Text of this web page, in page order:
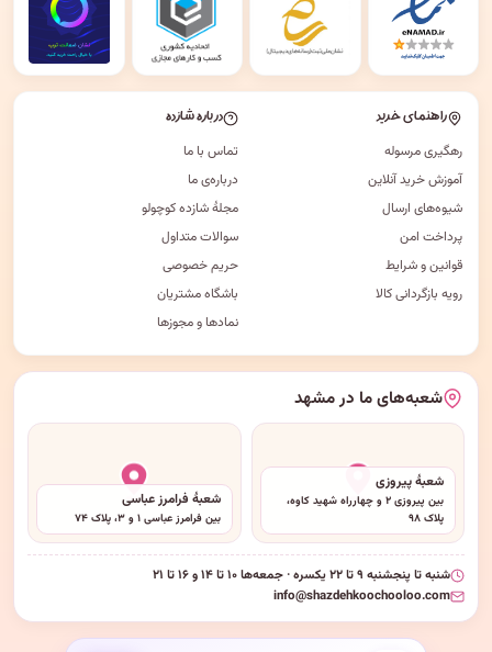
راهنمای خرید
رهگیری مرسوله
آموزش خرید آنلاین
شیوه‌های ارسال
پرداخت امن
قوانین و شرایط
رویه بازگردانی کالا
درباره شازده
تماس با ما
درباره‌ی ما
مجلهٔ شازده کوچولو
سوالات متداول
حریم خصوصی
باشگاه مشتریان
نمادها و مجوزها
شعبه‌های ما در مشهد
شعبهٔ پیروزی
بین پیروزی ۲ و چهارراه شهید کاوه،
پلاک ۹۸
شعبهٔ فرامرز عباسی
بین فرامرز عباسی ۱ و ۳، پلاک ۷۴
شنبه تا پنجشنبه ۹ تا ۲۲ یکسره · جمعه‌ها ۱۰ تا ۱۴ و ۱۶ تا ۲۱
info@shazdehkoochooloo.com